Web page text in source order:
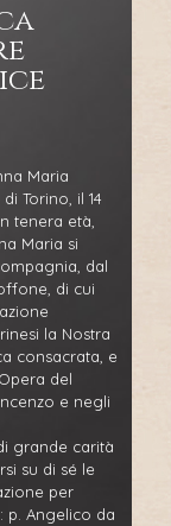
Maria
Torino, il 14
tenera età,
Maria si
dal
di cui
la Nostra
consacrata, e
del
e negli
grande carità
su di sé le
per
p. Angelico da